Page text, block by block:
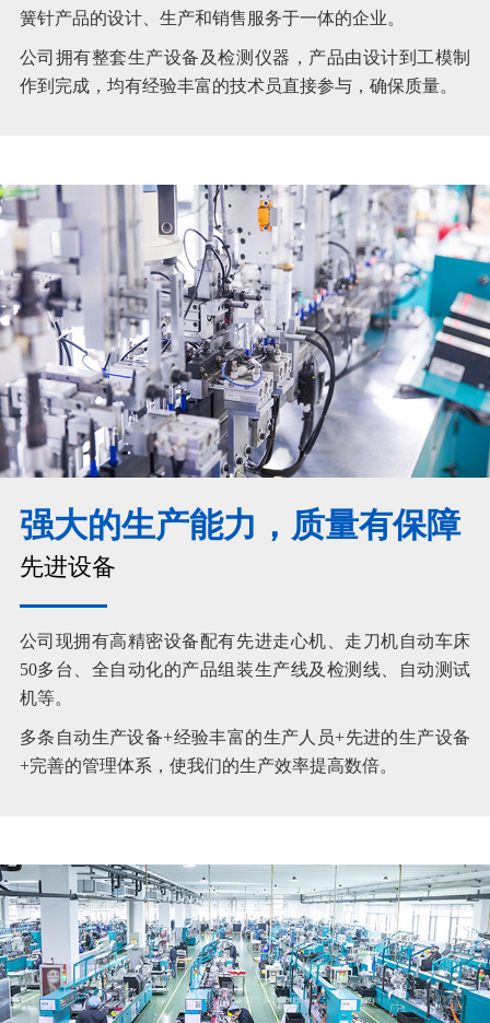
簧针产品的设计、生产和销售服务于一体的企业。
公司拥有整套生产设备及检测仪器，产品由设计到工模制
作到完成，均有经验丰富的技术员直接参与，确保质量。
强大的生产能力，质量有保障
先进设备
公司现拥有高精密设备配有先进走心机、走刀机自动车床
50多台、全自动化的产品组装生产线及检测线、自动测试
机等。
多条自动生产设备+经验丰富的生产人员+先进的生产设备
+完善的管理体系，使我们的生产效率提高数倍。